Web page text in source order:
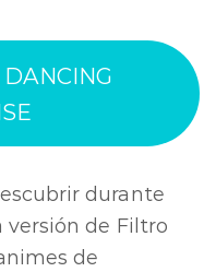
durante
versión de Filtro
de